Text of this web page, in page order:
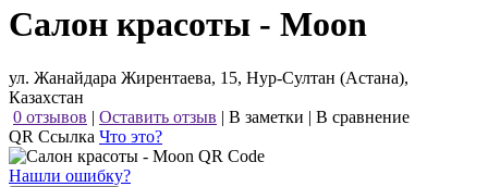
Салон красоты - Moon
ул. Жанайдара Жирентаева, 15, Нур-Султан (Астана),
Казахстан
0 отзывов | Оставить отзыв | В заметки | В сравнение
QR Ссылка Что это?
Нашли ошибку?